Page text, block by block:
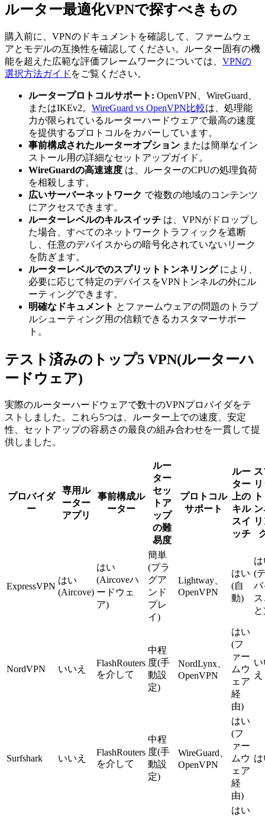
ルーター最適化VPNで探すべきもの
購入前に、VPNのドキュメントを確認して、ファームウェ
アとモデルの互換性を確認してください。ルーター固有の機
能を超えた広範な評価フレームワークについては、 VPNの
選択方法ガイド をご覧ください。
ルータープロトコルサポート: OpenVPN、WireGuard、
またはIKEv2。 WireGuard vs OpenVPN比較は、処理能
力が限られているルーターハードウェアで最高の速度
を提供するプロトコルをカバーしています。
事前構成されたルーターオプション または簡単なイン
ストール用の詳細なセットアップガイド。
WireGuardの高速速度 は、ルーターのCPUの処理負荷
を相殺します。
広いサーバーネットワーク で複数の地域のコンテンツ
にアクセスできます。
ルーターレベルのキルスイッチ は、VPNがドロップし
た場合、すべてのネットワークトラフィックを遮断
し、任意のデバイスからの暗号化されていないリーク
を防ぎます。
ルーターレベルでのスプリットトンネリングにより、
必要に応じて特定のデバイスをVPNトンネルの外にル
ーティングできます。
明確なドキュメント とファームウェアの問題のトラブ
ルシューティング用の信頼できるカスタマーサポー
ト。
テスト済みのトップ5 VPN(ルーターハ
ードウェア)
実際のルーターハードウェアで数十のVPNプロバイダをテ
ストしました。これら5つは、ルーター上での速度、安定
性、セットアップの容易さの最良の組み合わせを一貫して提
供しました。
プロバイダ
ー
専用ル
ーター
アプリ
事前構成ル
ーター
ルー
ター
セッ
トア
ップ
の難
易度
プロトコル
サポート
ルー
ター
上の
キル
スイ
ッチ
ExpressVPN
はい
(Aircove)
はい
(Aircoveハ
ードウェ
ア)
簡単
(プラ
グア
ンド
プレ
イ)
Lightway、
OpenVPN
はい
(自
動)
(
バ
と
NordVPN いいえ
FlashRouters
を介して
中程
度(手
動設
定)
NordLynx、
OpenVPN
はい
(フ
ァー
ムウ
ェア
経
由)
え
Surfshark いいえ
FlashRouters
を介して
中程
度(手
動設
定)
WireGuard、
OpenVPN
はい
(フ
ァー
ムウ
ェア
経
由)
はい